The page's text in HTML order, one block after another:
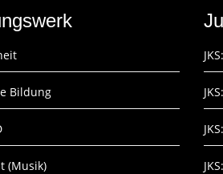
Bildung
(Musik)